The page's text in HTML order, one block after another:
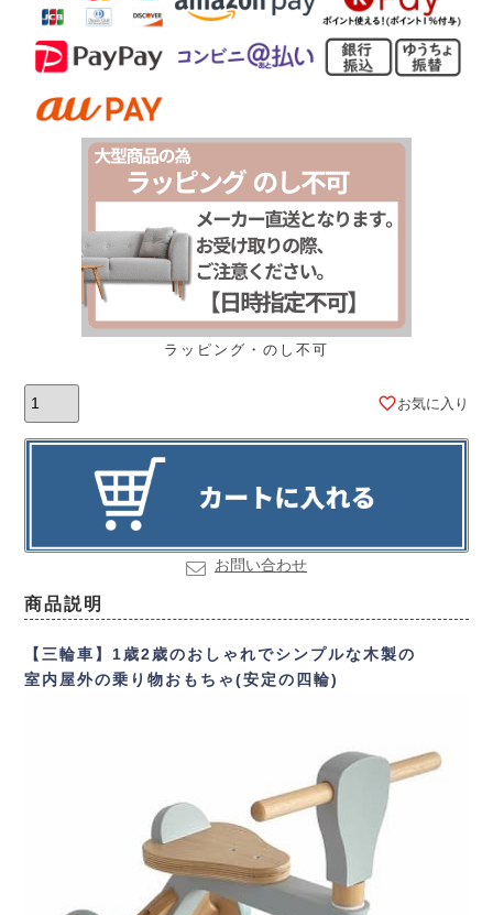
ラッピング・のし不可
お気に入り
お問い合わせ
商品説明
【三輪車】1歳2歳のおしゃれでシンプルな木製の
室内屋外の乗り物おもちゃ(安定の四輪)